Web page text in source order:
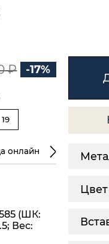
₽ -17%
19
онлайн
(ШК:
Вес: